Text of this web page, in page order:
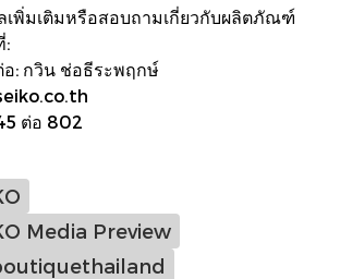
เพิ่มเติมหรือสอบถามเกี่ยวกับผลิตภัณฑ์
:
: กวิน ช่อธีระพฤกษ์
ต่อ 802
Media Preview